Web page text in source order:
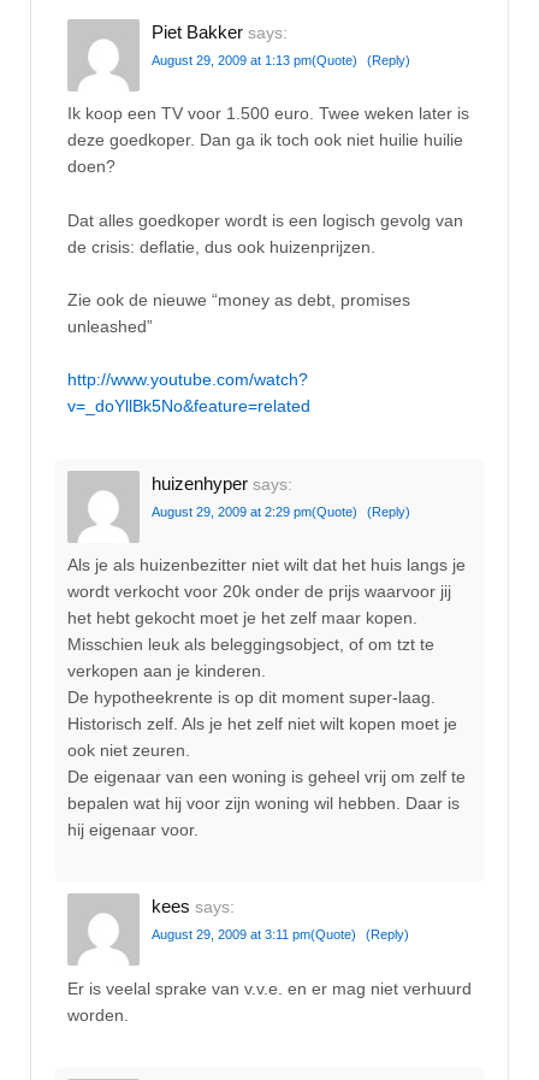
Piet Bakker says:
August 29, 2009 at 1:13 pm(Quote) (Reply)
Ik koop een TV voor 1.500 euro. Twee weken later is
deze goedkoper. Dan ga ik toch ook niet huilie huilie
doen?
Dat alles goedkoper wordt is een logisch gevolg van
de crisis: deflatie, dus ook huizenprijzen.
Zie ook de nieuwe “money as debt, promises
unleashed”
http://www.youtube.com/watch?
v=_doYllBk5No&feature=related
huizenhyper says:
August 29, 2009 at 2:29 pm(Quote) (Reply)
Als je als huizenbezitter niet wilt dat het huis langs je
wordt verkocht voor 20k onder de prijs waarvoor jij
het hebt gekocht moet je het zelf maar kopen.
Misschien leuk als beleggingsobject, of om tzt te
verkopen aan je kinderen.
De hypotheekrente is op dit moment super-laag.
Historisch zelf. Als je het zelf niet wilt kopen moet je
ook niet zeuren.
De eigenaar van een woning is geheel vrij om zelf te
bepalen wat hij voor zijn woning wil hebben. Daar is
hij eigenaar voor.
kees says:
August 29, 2009 at 3:11 pm(Quote) (Reply)
Er is veelal sprake van v.v.e. en er mag niet verhuurd
worden.